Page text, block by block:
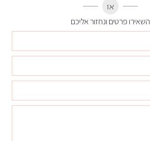
או
השאירו פרטים ונחזור אליכם